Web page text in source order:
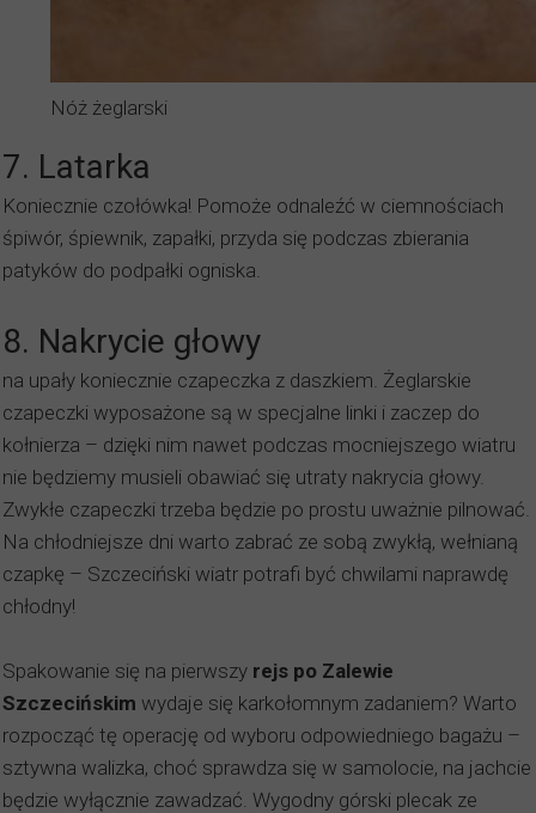
Nóż żeglarski
7. Latarka
Koniecznie czołówka! Pomoże odnaleźć w ciemnościach
śpiwór, śpiewnik, zapałki, przyda się podczas zbierania
patyków do podpałki ogniska.
8. Nakrycie głowy
na upały koniecznie czapeczka z daszkiem. Żeglarskie
czapeczki wyposażone są w specjalne linki i zaczep do
kołnierza – dzięki nim nawet podczas mocniejszego wiatru
nie będziemy musieli obawiać się utraty nakrycia głowy.
Zwykłe czapeczki trzeba będzie po prostu uważnie pilnować.
Na chłodniejsze dni warto zabrać ze sobą zwykłą, wełnianą
czapkę – Szczeciński wiatr potrafi być chwilami naprawdę
chłodny!
Spakowanie się na pierwszy rejs po Zalewie
Szczecińskim wydaje się karkołomnym zadaniem? Warto
rozpocząć tę operację od wyboru odpowiedniego bagażu –
sztywna walizka, choć sprawdza się w samolocie, na jachcie
będzie wyłącznie zawadzać. Wygodny górski plecak ze